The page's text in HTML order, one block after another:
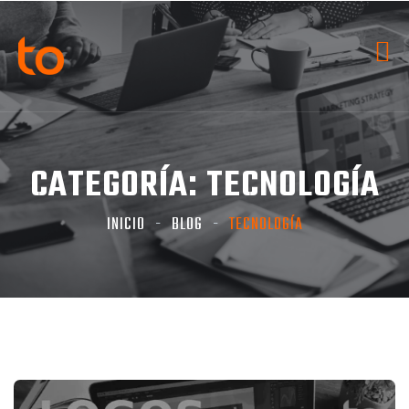
CATEGORÍA:TECNOLOGÍA
INICIO BLOG TECNOLOGÍA